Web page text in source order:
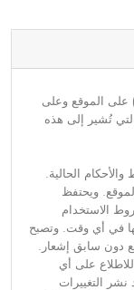
على الموقع وعلى
تُشير إلى هذه
الحالية.
ويحتفظ
الاستخدام
في أي وقت. وتصبح
دون سابق إشعار.
على أي
التغييرات